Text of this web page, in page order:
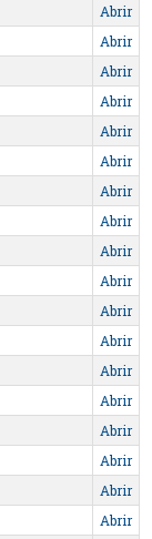
Abrir
Abrir
Abrir
Abrir
Abrir
Abrir
Abrir
Abrir
Abrir
Abrir
Abrir
Abrir
Abrir
Abrir
Abrir
Abrir
Abrir
Abrir